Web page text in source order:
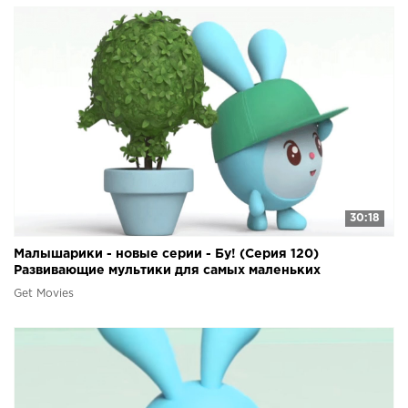
30:18
Малышарики - новые серии - Бу! (Серия 120)
Развивающие мультики для самых маленьких
Get Movies